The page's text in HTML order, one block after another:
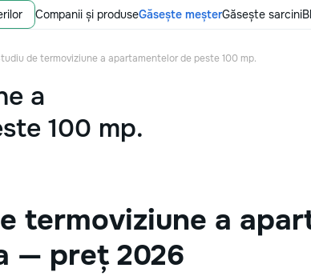
Companii și produseGăsește meșterGăsește sarcini
de termoviziune a apartamentelor de peste 100 mp.
a
100 mp.
termoviziune a
— preț 2026